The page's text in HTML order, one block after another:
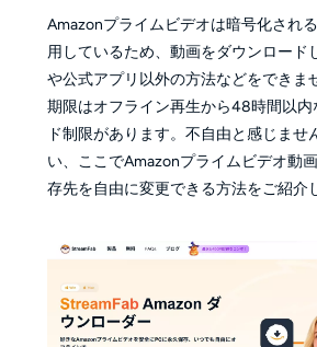
Amazonプライムビデオは暗号化され
用しているため、動画をダウンロード
や公式アプリ以外の方法などをできま
期限はオフライン再生から48時間以内
ド制限があります。不自由と感じませ
い、ここでAmazonプライムビデオ動
存先を自由に変更できる方法をご紹介